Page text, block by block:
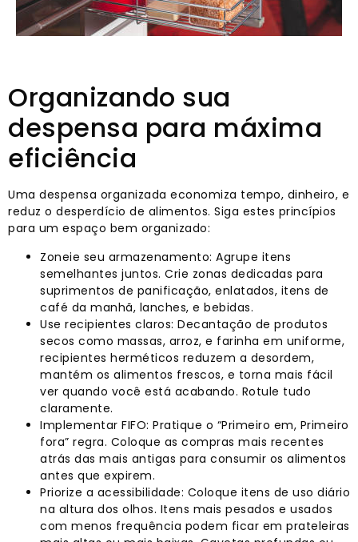
Organizando sua
despensa para máxima
eficiência
Uma despensa organizada economiza tempo, dinheiro, e
reduz o desperdício de alimentos. Siga estes princípios
para um espaço bem organizado:
Zoneie seu armazenamento: Agrupe itens
semelhantes juntos. Crie zonas dedicadas para
suprimentos de panificação, enlatados, itens de
café da manhã, lanches, e bebidas.
Use recipientes claros: Decantação de produtos
secos como massas, arroz, e farinha em uniforme,
recipientes herméticos reduzem a desordem,
mantém os alimentos frescos, e torna mais fácil
ver quando você está acabando. Rotule tudo
claramente.
Implementar FIFO: Pratique o “Primeiro em, Primeiro
fora” regra. Coloque as compras mais recentes
atrás das mais antigas para consumir os alimentos
antes que expirem.
Priorize a acessibilidade: Coloque itens de uso diário
na altura dos olhos. Itens mais pesados ​​e usados ​​
com menos frequência podem ficar em prateleiras